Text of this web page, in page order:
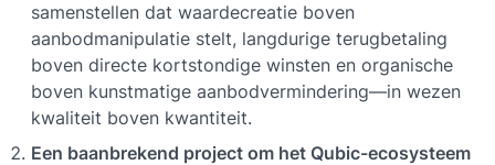
samenstellen dat waardecreatie boven
aanbodmanipulatie stelt, langdurige terugbetaling
boven directe kortstondige winsten en organische
boven kunstmatige aanbodvermindering—in wezen
kwaliteit boven kwantiteit.
Een baanbrekend project om het Qubic-ecosysteem